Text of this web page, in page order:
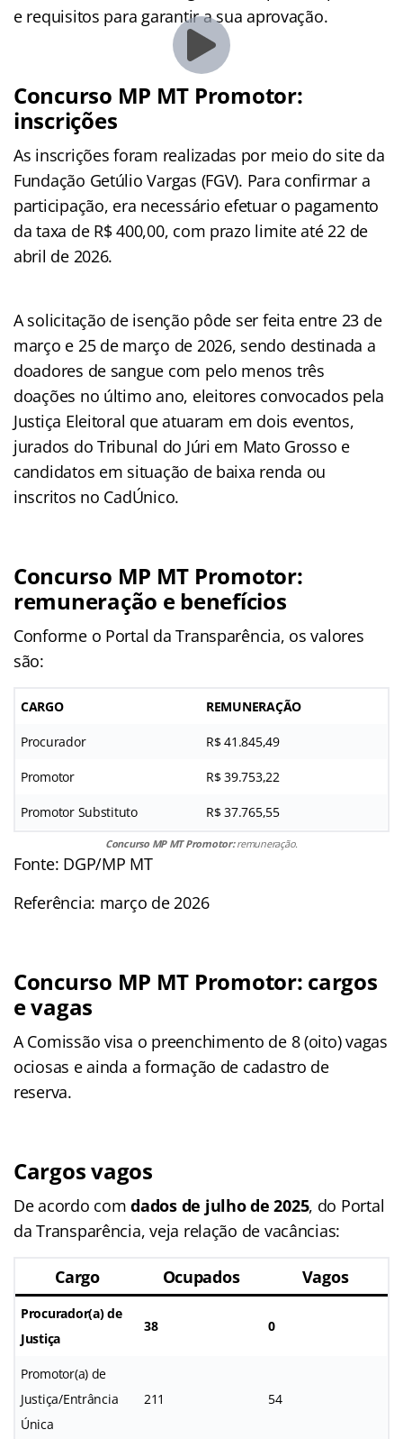
e requisitos para garantir a sua aprovação.
Concurso MP MT Promotor:
inscrições
As inscrições foram realizadas por meio do site da
Fundação Getúlio Vargas (FGV). Para confirmar a
participação, era necessário efetuar o pagamento
da taxa de R$ 400,00, com prazo limite até 22 de
abril de 2026.
A solicitação de isenção pôde ser feita entre 23 de
março e 25 de março de 2026, sendo destinada a
doadores de sangue com pelo menos três
doações no último ano, eleitores convocados pela
Justiça Eleitoral que atuaram em dois eventos,
jurados do Tribunal do Júri em Mato Grosso e
candidatos em situação de baixa renda ou
inscritos no CadÚnico.
Concurso MP MT Promotor:
remuneração e benefícios
Conforme o Portal da Transparência, os valores
são:
CARGO REMUNERAÇÃO
Procurador R$ 41.845,49
Promotor R$ 39.753,22
Promotor Substituto R$ 37.765,55
Concurso MP MT Promotor:remuneração.
Fonte: DGP/MP MT
Referência: março de 2026
Concurso MP MT Promotor: cargos
e vagas
A Comissão visa o preenchimento de 8 (oito) vagas
ociosas e ainda a formação de cadastro de
reserva.
Cargos vagos
De acordo comdados de julho de 2025, do Portal
da Transparência, veja relação de vacâncias:
Cargo Ocupados Vagos
Procurador(a) de
Justiça
38 0
Promotor(a) de
Justiça/Entrância
Única
211 54